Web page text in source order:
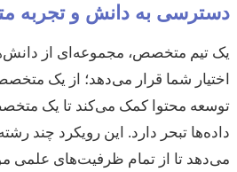
دسترسی به دانش و تجربه
یک تیم متخصص، مجموعه‌ای از
اختیار شما قرار می‌دهد؛ از یک
توسعه محتوا کمک می‌کند تا یک
داده‌ها تبحر دارد. این رویکرد چند
می‌دهد تا از تمام ظرفیت‌های علمی